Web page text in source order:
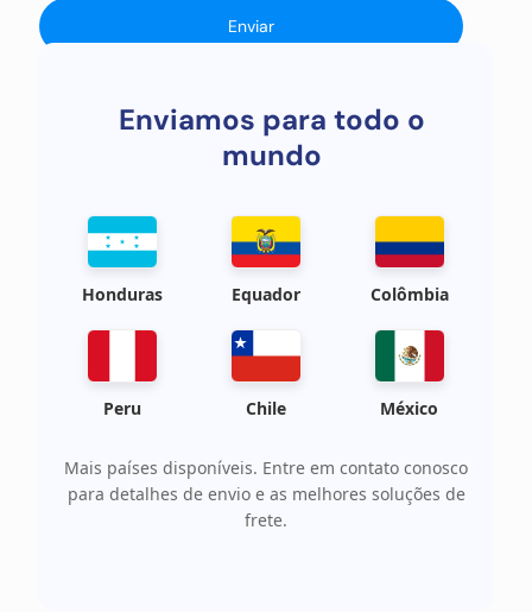
Enviamos para todo o
mundo
Honduras Equador Colômbia
Peru Chile México
Mais países disponíveis. Entre em contato conosco
para detalhes de envio e as melhores soluções de
frete.